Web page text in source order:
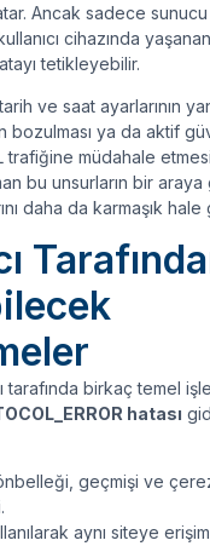
Ancak sadece sunucu
cihazında
tetikleyebilir.
ve saat ayarlarının
bozulması ya da aktif
trafiğine müdahale
bu unsurların bir araya
daha da karmaşık hale
tarafında birkaç temel
hatası
önbelleği, geçmişi ve
aynı siteye